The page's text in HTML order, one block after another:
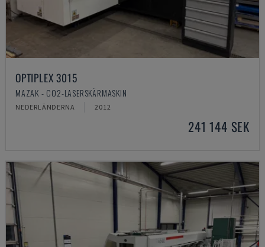
OPTIPLEX 3015
MAZAK - CO2-LASERSKÄRMASKIN
NEDERLÄNDERNA 2012
241 144 SEK